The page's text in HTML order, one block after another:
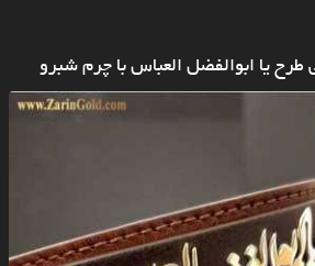
یا ابوالفضل العباس با چرم شبرو